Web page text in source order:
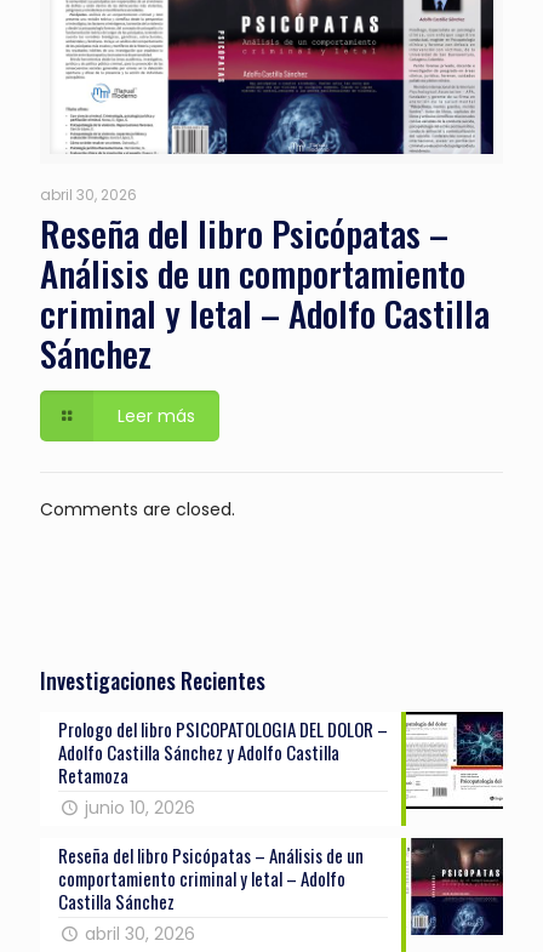
abril 30, 2026
Reseña del libro Psicópatas –
Análisis de un comportamiento
criminal y letal – Adolfo Castilla
Sánchez
Leer más
Comments are closed.
Investigaciones Recientes
Prologo del libro PSICOPATOLOGIA DEL DOLOR –
Adolfo Castilla Sánchez y Adolfo Castilla
Retamoza
junio 10, 2026
Reseña del libro Psicópatas – Análisis de un
comportamiento criminal y letal – Adolfo
Castilla Sánchez
abril 30, 2026